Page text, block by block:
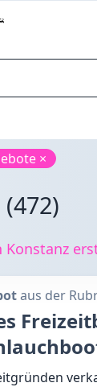
×
(472)
aus der